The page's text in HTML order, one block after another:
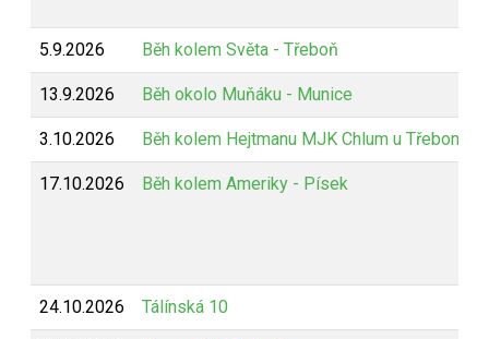
5.9.2026 Běh kolem Světa - Třeboň
13.9.2026 Běh okolo Muňáku - Munice
3.10.2026 Běh kolem Hejtmanu MJK Chlum u Třeboně
17.10.2026 Běh kolem Ameriky - Písek
24.10.2026 Tálínská 10